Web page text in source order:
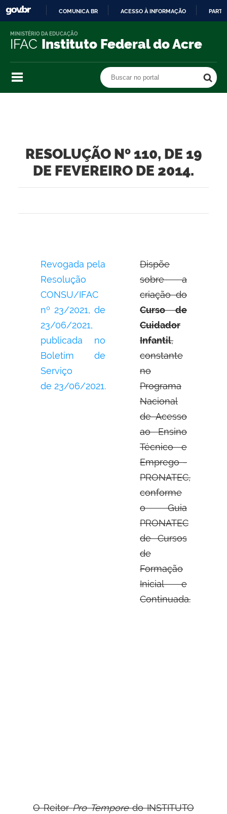
O
COMUNICA BR ACESSO À INFORMAÇÃO
IFAC Instituto Federal do Acre
MINISTÉRIO DA EDUCAÇÃO
Buscar no portal
RESOLUÇÃO Nº 110, DE 19
DE FEVEREIRO DE 2014.
Revogada pela
Resolução
CONSU/IFAC
nº 23/2021, de
23/06/2021,
publicada no
Boletim de
Serviço
de 23/06/2021.
Dispõe
sobre a
criação do
Curso de
Cuidador
Infantil,
constante
no
Programa
Nacional
de Acesso
ao Ensino
Técnico e
Emprego -
PRONATEC,
conforme
o Guia
PRONATEC
de Cursos
de
Formação
Inicial e
Continuada.
O ReitorPro Temporedo INSTITUTO